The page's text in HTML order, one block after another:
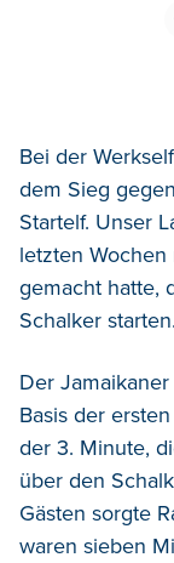
Bei der
dem Sieg
Startelf. Unser
letzten Wochen
gemacht hatte,
Schalker starten.
Der
Basis der
der 3. Minute,
über den
Gästen sorgte
waren sieben